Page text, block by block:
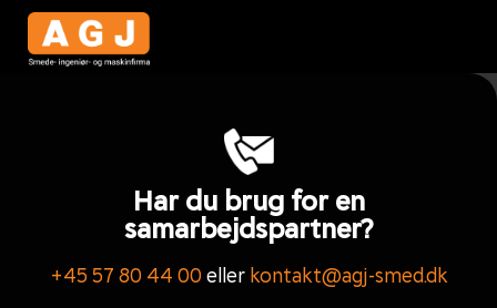
Har du brug for en
samarbejdspartner?
+45 57 80 44 00ellerkontakt@agj-smed.dk